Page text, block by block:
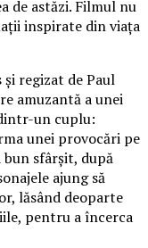
de astăzi. Filmul nu
inspirate din viața
și regizat de Paul
amuzantă a unei
un cuplu:
unei provocări pe
sfârșit, după
ajung să
lăsând deoparte
pentru a încerca